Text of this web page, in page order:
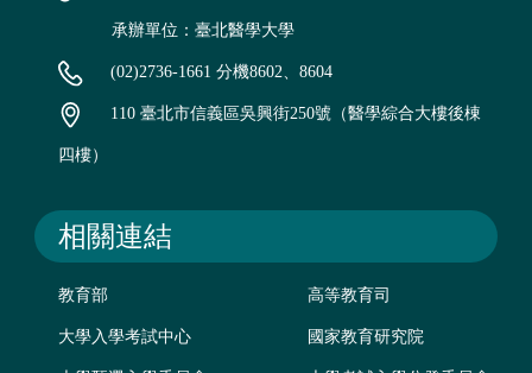
承辦單位：臺北醫學大學
(02)2736-1661 分機8602、8604
110 臺北市信義區吳興街250號（醫學綜合大樓後棟
四樓）
相關連結
教育部 高等教育司
大學入學考試中心 國家教育研究院